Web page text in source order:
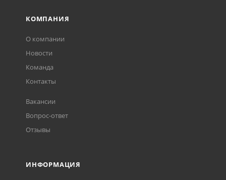
КОМПАНИЯ
О компании
Новости
Команда
Контакты
Вакансии
Вопрос-ответ
Отзывы
ИНФОРМАЦИЯ